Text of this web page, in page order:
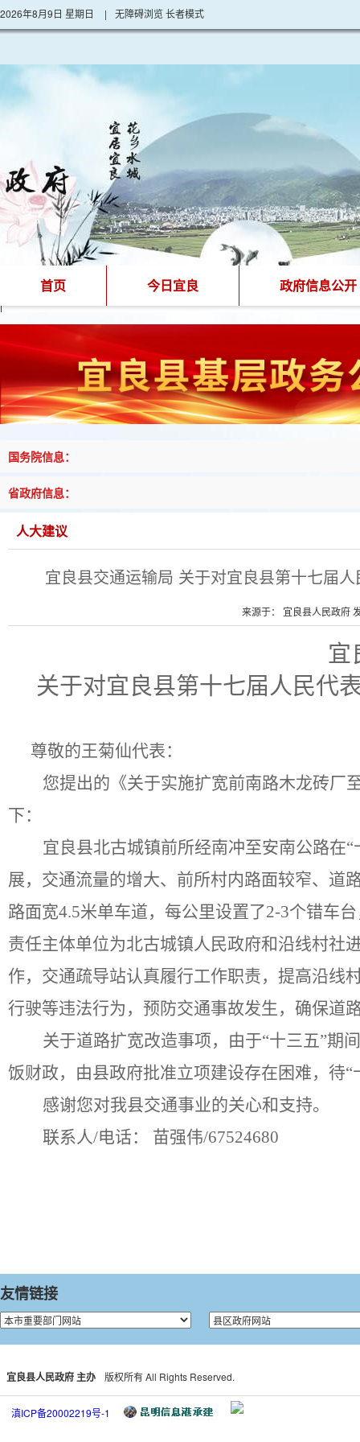
2026年8月9日 星期日 | 无障碍浏览长者模式
首页 今日宜良 政府信息公开
国务院信息：
省政府信息：
人大建议
宜良县交通运输局 关于对宜良县第十七届
来源于： 宜良县人民政府
宜
关于对宜良县第十七届人民代
尊敬的王菊仙代表：
您提出的《关于实施扩宽前南路木龙砖厂
下：
宜良县北古城镇前所经南冲至安南公路在“
展，交通流量的增大、前所村内路面较窄、道
路面宽4.5米单车道，每公里设置了2-3个错车
责任主体单位为北古城镇人民政府和沿线村社
作，交通疏导站认真履行工作职责，提高沿线
行驶等违法行为，预防交通事故发生，确保道
关于道路扩宽改造事项，由于“十三五”期
饭财政，由县政府批准立项建设存在困难，待
感谢您对我县交通事业的关心和支持。
联系人/电话： 苗强伟/67524680
友情链接
宜良县人民政府 主办 版权所有 All Rights Reserved.
滇ICP备20002219号-1